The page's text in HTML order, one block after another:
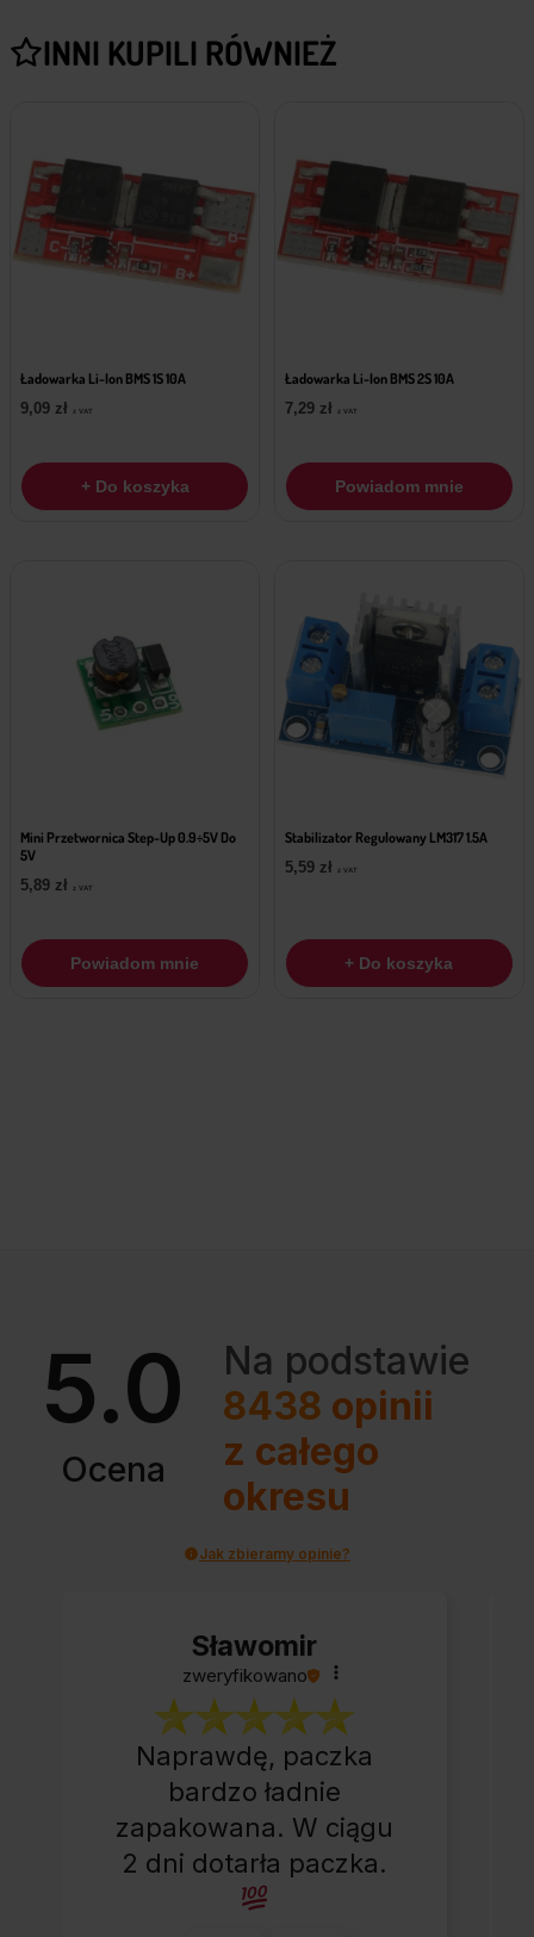
INNI KUPILI RÓWNIEŻ
Ładowarka Li-Ion BMS 1S 10A
9,09 zł z VAT
+ Do koszyka
Ładowarka Li-Ion BMS 2S 10A
7,29 zł z VAT
Powiadom mnie
Mini Przetwornica Step-Up 0.9÷5V Do
5V
5,89 zł z VAT
Powiadom mnie
Stabilizator Regulowany LM317 1.5A
5,59 zł z VAT
+ Do koszyka
5.0
Ocena
Na podstawie
8438 opinii
z całego
okresu
Jak zbieramy opinie?
Sławomir
zweryfikowano
Naprawdę, paczka
bardzo ładnie
zapakowana. W ciągu
2 dni dotarła paczka.